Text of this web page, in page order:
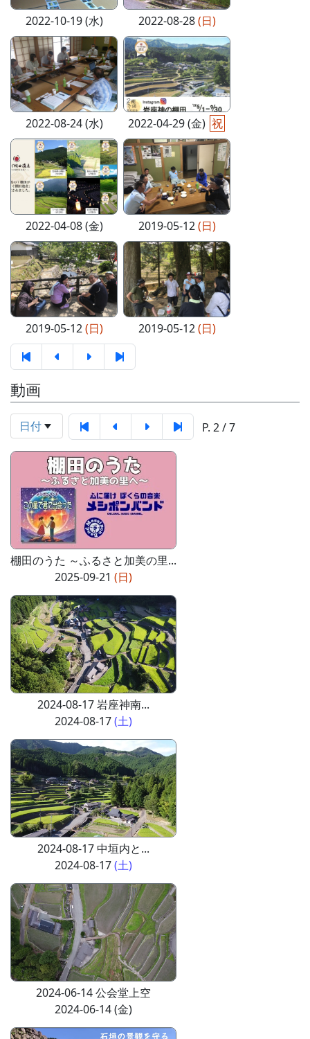
2022-10-19 (水) 2022-08-28(日)
2022-08-24 (水) 2022-04-29 (金) 祝
2022-04-08 (金) 2019-05-12(日)
2019-05-12(日) 2019-05-12(日)
動画
日付 P. 2 / 7
棚田のうた ～ふるさと加美の里...
2025-09-21 (日)
2024-08-17 岩座神南...
2024-08-17(土)
2024-08-17 中垣内と...
2024-08-17(土)
2024-06-14 公会堂上空
2024-06-14 (金)